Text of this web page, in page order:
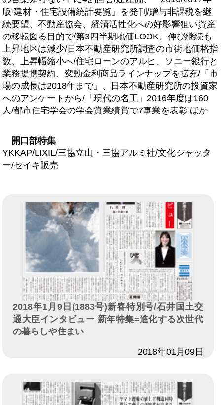
版 建材・住宅設備統計要覧」を発刊/贈与非課税を継
続要望、不動産協会、経済活性化への好影響狙い資産
の移転図る目的で/第3四半期地価LOOK、伸び継続も
上昇地区は減少/日本不動産研究所調査の市街地価格指
数、上昇幅縮小へ/住宅ローンのアルヒ、ソニー銀行と
業務提携契約、変動金利商品ラインナップを拡充/「市
場の成長は2018年まで」、日本不動産研究所の投資家
へのアンケートから/「現代の名工」2016年度は160
人/都市住宅学会の学会賞業績賞で7事業を表彰 ほか
開口部特集
YKKAP/LIXIL/三協立山・三協アルミ社/文化シャッタ
ー/セイキ販売
2018年1月9日(1883号)新春特別号/石井国土交
通大臣インタビュー 新年特集=進化する次世代
の暮らしや住まい
2018年01月09日